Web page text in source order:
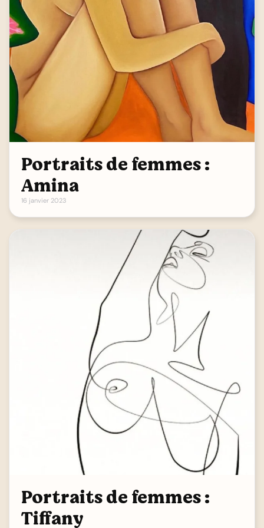
Portraits de femmes :
Amina
16 janvier 2023
Portraits de femmes :
Tiffany